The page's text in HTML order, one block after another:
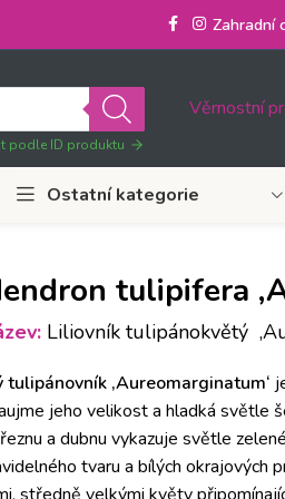
Zahradní
podle ID produktu
Věrnostní
Ostatní kategorie
tulipifera
Liliovník tulipánokvětý
‚Aureomarginatum‘
jeho velikost a hladká světle
a dubnu vykazuje světle
tvaru a bílých okrajových